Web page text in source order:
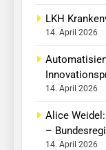
LKH
14. April 2026
14. April 2026
Alice
–
14. April 2026